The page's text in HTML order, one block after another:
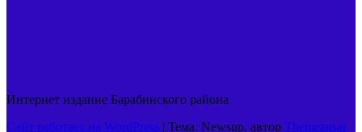
Интернет издание Барабинского района
Сайт работает на WordPress | Тема: Newsup, автор Themeansar